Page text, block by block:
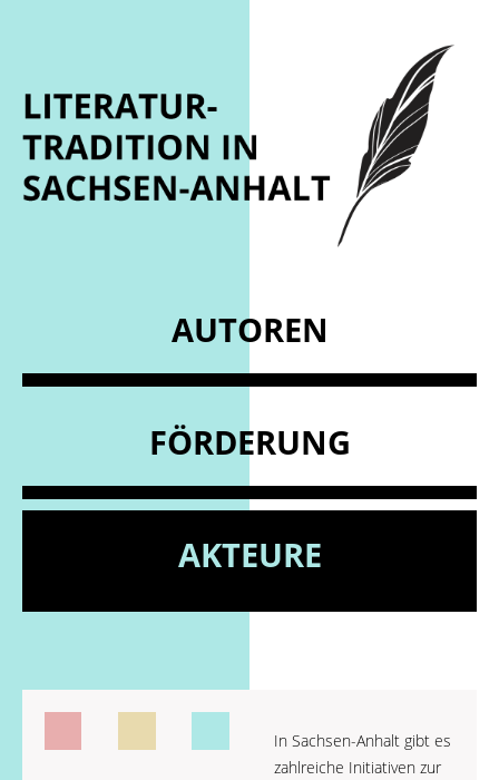
AUTOREN
FÖRDERUNG
AKTEURE
In Sachsen-Anhalt gibt es
zahlreiche Initiativen zur